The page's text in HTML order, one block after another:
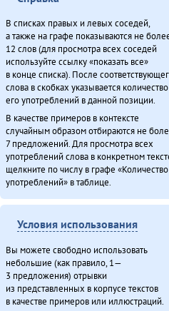
В списках правых и левых соседей,
а также на графе показываются не
12 слов (для просмотра всех соседей
используйте ссылку «показать все»
в конце списка). После
слова в скобках указывается количество
его употреблений в данной позиции.
В качестве примеров в контексте
случайным образом отбираются не
7 предложений. Для просмотра всех
употреблений слова в конкретном
щелкните по числу в графе «Количество
употреблений» в таблице.
Условия использования
Вы можете свободно использовать
небольшие (как правило, 1—
3 предложения) отрывки
из представленных в корпусе текстов
в качестве примеров или иллюстраций.